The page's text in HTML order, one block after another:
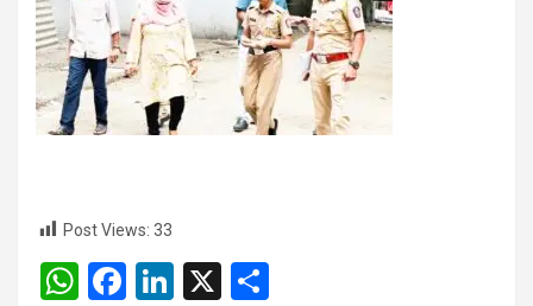
Post Views: 33
W
F
Li
X